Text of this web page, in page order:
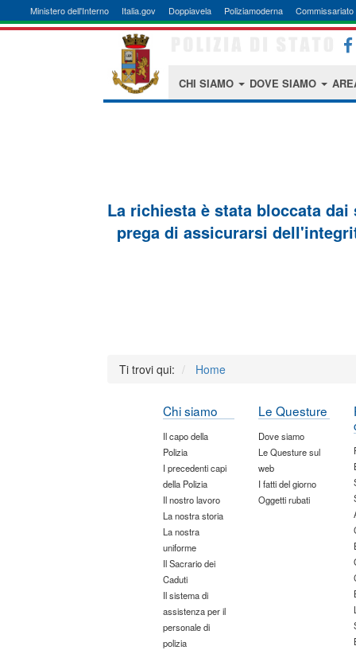
Ministero dell'Interno Italia.gov Doppiavela Poliziamoderna Commissariato
CHI SIAMO DOVE SIAMO
La richiesta è stata bloccata
prega di assicurarsi
Ti trovi qui: Home
Chi siamo
Il capo della
Polizia
I precedenti capi
della Polizia
Il nostro lavoro
La nostra storia
La nostra
uniforme
Il Sacrario dei
Caduti
Il sistema di
assistenza per il
personale di
polizia
Le Questure
Dove siamo
Le Questure sul
web
I fatti del giorno
Oggetti rubati